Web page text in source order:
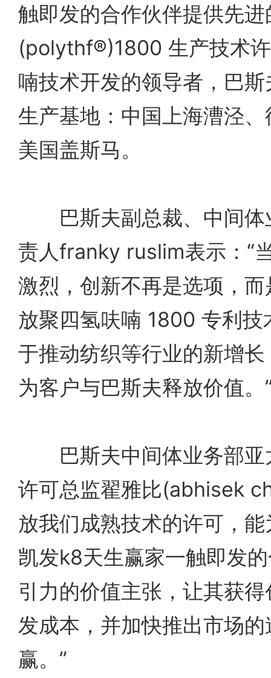
触即发的合作伙伴提供先
(polythf®)1800 生产技术
喃技术开发的领导者，巴
生产基地：中国上海漕泾
美国盖斯马。
巴斯夫副总裁、中间体
责人franky ruslim表示：“
激烈，创新不再是选项，
放聚四氢呋喃 1800 专利
于推动纺织等行业的新增
为客户与巴斯夫释放价值。
巴斯夫中间体业务部亚
许可总监翟雅比(abhisek
放我们成熟技术的许可，
凯发k8天生赢家一触即发
引力的价值主张，让其获
发成本，并加快推出市场
赢。”